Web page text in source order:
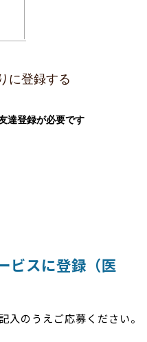
に登録する
達登録が必要です
ビスに登録（医
入のうえご応募ください。